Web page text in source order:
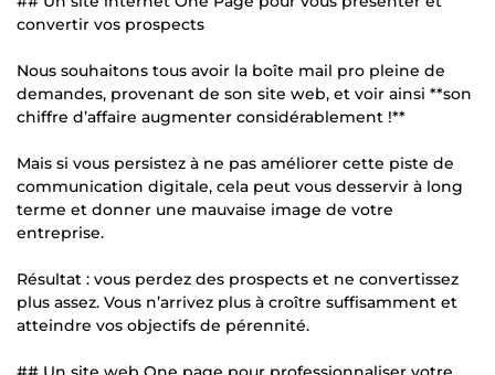
convertir vos prospects
Nous souhaitons tous avoir la boîte mail pro pleine de
demandes, provenant de son site web, et voir ainsi **son
chiffre d’affaire augmenter considérablement !**
Mais si vous persistez à ne pas améliorer cette piste de
communication digitale, cela peut vous desservir à long
terme et donner une mauvaise image de votre
entreprise.
Résultat : vous perdez des prospects et ne convertissez
plus assez. Vous n’arrivez plus à croître suffisamment et
atteindre vos objectifs de pérennité.